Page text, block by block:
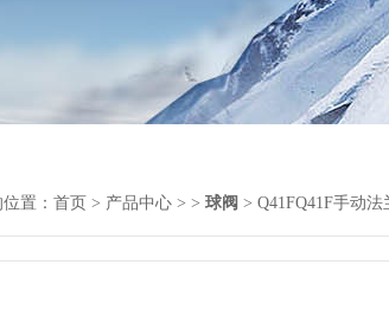
置： 首页 > 产品中心 > > 球阀 > Q41FQ41F手动